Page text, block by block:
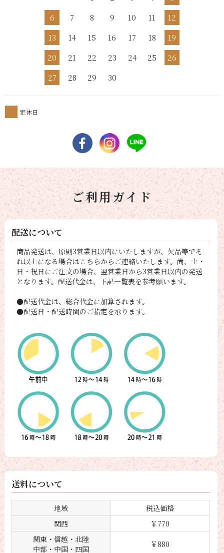
6
7 8 9 10 11
12
13
14 15 16 17 18
19
20
21 22 23 24 25
26
27
28 29 30
定休日
ご利用ガイド
配送について
商品発送は、原則3営業日以内にいたしますが、欠品等でそ
れ以上になる場合はこちらからご連絡いたします。尚、土・
日・祝日にご注文の場合、翌営業日から3営業日以内の発送
となります。配送代金は、下記一覧表を参考願います。
●配送代金は、総合代金に加算されます。
●配送日・配送時間のご指定を承ります。
送料について
地域
税込価格
関西
￥770
関東・信越・北陸
中部・中国・四国
￥880